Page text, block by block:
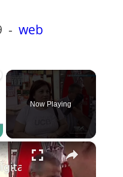
-web
Now Playing
×
terrestre